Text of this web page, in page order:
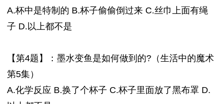
A.杯中是特制的 B.杯子偷偷倒过来 C.丝巾上面有绳
子 D.以上都不是
【第4题】：墨水变鱼是如何做到的?（生活中的魔术
第5集）
A.化学反应 B.换了个杯子 C.杯子里面放了黑布罩 D.